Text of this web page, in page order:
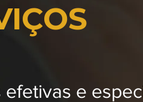
efetivas e